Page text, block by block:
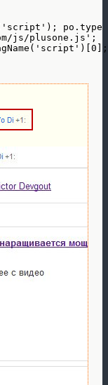
js/plusone.js';